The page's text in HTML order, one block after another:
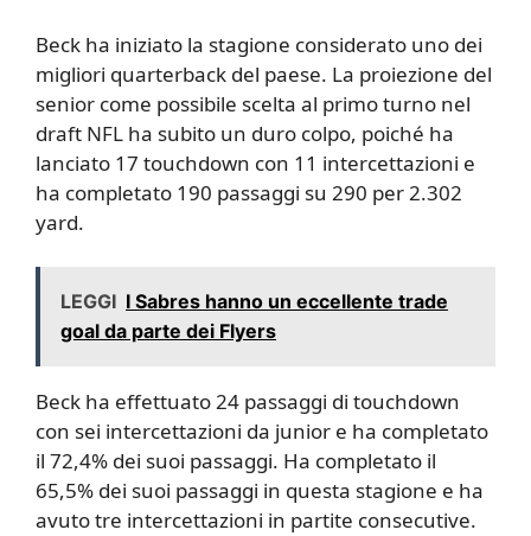
Beck ha iniziato la stagione considerato uno dei
migliori quarterback del paese. La proiezione del
senior come possibile scelta al primo turno nel
draft NFL ha subito un duro colpo, poiché ha
lanciato 17 touchdown con 11 intercettazioni e
ha completato 190 passaggi su 290 per 2.302
yard.
LEGGI I Sabres hanno un eccellente trade
goal da parte dei Flyers
Beck ha effettuato 24 passaggi di touchdown
con sei intercettazioni da junior e ha completato
il 72,4% dei suoi passaggi. Ha completato il
65,5% dei suoi passaggi in questa stagione e ha
avuto tre intercettazioni in partite consecutive.